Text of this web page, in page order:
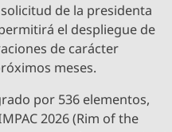
de la presidenta
el despliegue de
de carácter
meses.
por 536 elementos,
2026 (Rim of the